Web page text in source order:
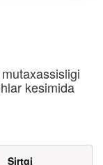
mutaxassisligi
kesimida
Sirtqi